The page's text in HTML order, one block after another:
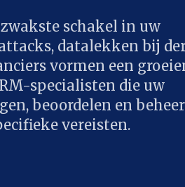
schakel in uw
datalekken bij
vormen een
specialisten die uw
beoordelen en
vereisten.